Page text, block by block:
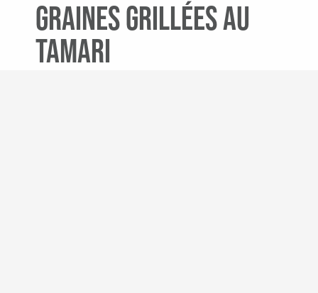
Graines grillées au
Tamari